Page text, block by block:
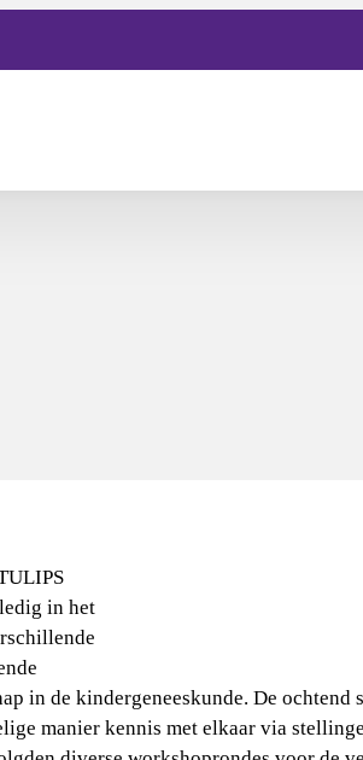
in het
in de kindergeneeskunde. De ochtend
manier kennis met elkaar via